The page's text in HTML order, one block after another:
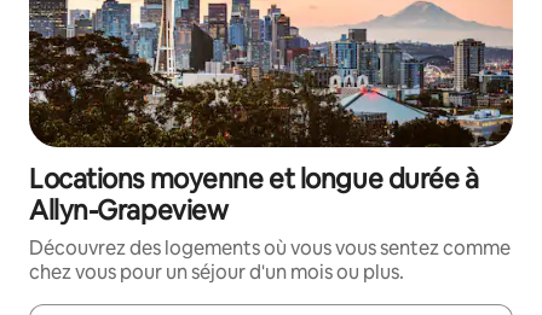
Locations moyenne et longue durée à
Allyn-Grapeview
Découvrez des logements où vous vous sentez comme
chez vous pour un séjour d'un mois ou plus.